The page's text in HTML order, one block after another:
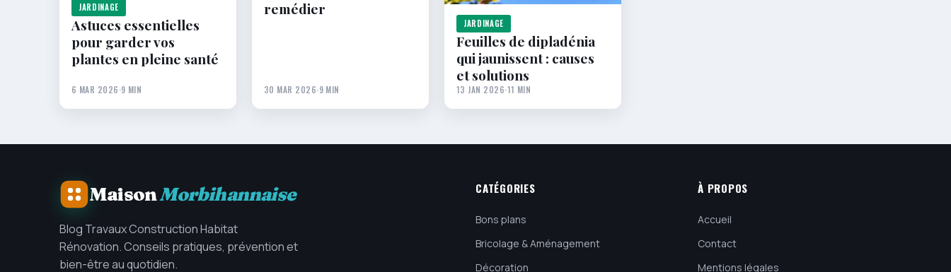
JARDINAGE
Astuces essentielles
pour garder vos
plantes en pleine santé
6 MAR 2026·9 MIN
remédier
30 MAR 2026·9 MIN
JARDINAGE
Feuilles de dipladénia
qui jaunissent : causes
et solutions
13 JAN 2026·11 MIN
MaisonMorbihannaise
Blog Travaux Construction Habitat
Rénovation. Conseils pratiques, prévention et
bien-être au quotidien.
CATÉGORIES
Bons plans
Bricolage & Aménagement
Décoration
À PROPOS
Accueil
Contact
Mentions légales